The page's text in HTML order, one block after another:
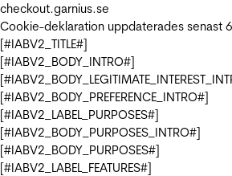
checkout.garnius.se
Cookie-deklaration uppdaterades senast
[#IABV2_TITLE#]
[#IABV2_BODY_INTRO#]
[#IABV2_BODY_PREFERENCE_INTRO#]
[#IABV2_LABEL_PURPOSES#]
[#IABV2_BODY_PURPOSES_INTRO#]
[#IABV2_BODY_PURPOSES#]
[#IABV2_LABEL_FEATURES#]